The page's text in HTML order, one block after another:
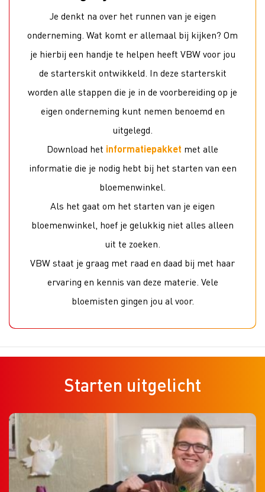
Je denkt na over het runnen van je eigen
onderneming. Wat komt er allemaal bij kijken? Om
je hierbij een handje te helpen heeft VBW voor jou
de starterskit ontwikkeld. In deze starterskit
worden alle stappen die je in de voorbereiding op je
eigen onderneming kunt nemen benoemd en
uitgelegd.
Download het informatiepakket met alle
informatie die je nodig hebt bij het starten van een
bloemenwinkel.
Als het gaat om het starten van je eigen
bloemenwinkel, hoef je gelukkig niet alles alleen
uit te zoeken.
VBW staat je graag met raad en daad bij met haar
ervaring en kennis van deze materie. Vele
bloemisten gingen jou al voor.
Starten uitgelicht